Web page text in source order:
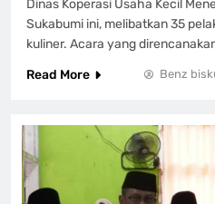
Dinas Koperasi Usaha Kecil
Sukabumi ini, melibatkan 35
kuliner. Acara yang
Read More
Benz